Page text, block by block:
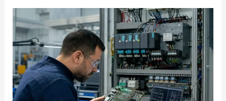
Comment
l’ingénierie
inversée
prolonge
la
durée
de